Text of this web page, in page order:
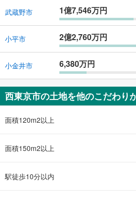
武蔵野市 1億7,546万円
小平市 2億2,760万円
小金井市 6,380万円
西東京市の土地を他のこだわり
面積120m2以上
面積150m2以上
駅徒歩10分以内